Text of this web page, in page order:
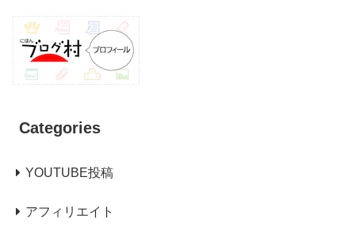
Categories
YOUTUBE投稿
アフィリエイト